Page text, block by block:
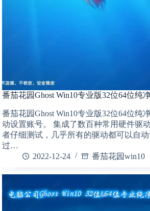
番茄花园Ghost Win10专业版32位64位纯
番茄花园Ghost Win10专业版32位64位纯
动设置账号。 集成了数百种常用硬件驱
者仔细测试，几乎所有的驱动都可以自
过…
2022-12-24
番茄花园win10